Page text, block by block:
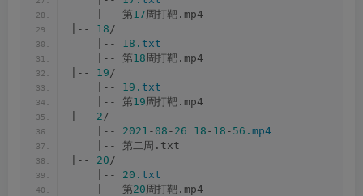
    |-- 第
17周打靶.mp4
|-- 18 /
    |--
18. txt
    |-- 第
18周打靶.mp4
|-- 19 /
    |--
19. txt
    |-- 第
19周打靶.mp4
|-- 2 /
    |--
2021 - 08 - 26 18 - 18 - 56. mp4
    |-- 第二周.txt
|-- 20 /
    |--
20. txt
    |-- 第
20周打靶.mp4